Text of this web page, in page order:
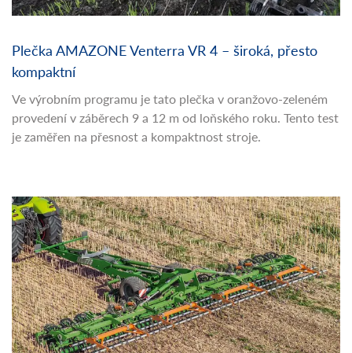
Plečka AMAZONE Venterra VR 4 – široká, přesto
kompaktní
Ve výrobním programu je tato plečka v oranžovo-zeleném
provedení v záběrech 9 a 12 m od loňského roku. Tento test
je zaměřen na přesnost a kompaktnost stroje.